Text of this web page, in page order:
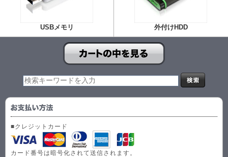
USBメモリ 外付けHDD
■クレジットカード
カード番号は暗号化されて送信されます。